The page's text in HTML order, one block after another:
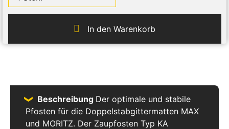
In den Warenkorb
Beschreibung Der optimale und stabile
Pfosten für die Doppelstabgittermatten MAX
und MORITZ. Der Zaupfosten Typ KA